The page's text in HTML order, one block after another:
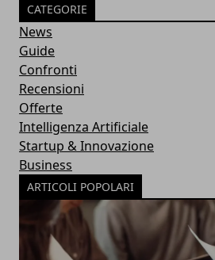
CATEGORIE
News
Guide
Confronti
Recensioni
Offerte
Intelligenza Artificiale
Startup & Innovazione
Business
ARTICOLI POPOLARI